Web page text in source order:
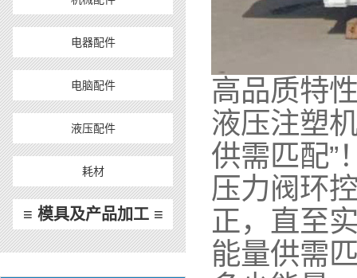
电器配件
电脑配件
液压配件
耗材
≡ 模具及产品加工 ≡
高品质
液压注塑
供需匹配”
压力阀环
正，直至
能量供需